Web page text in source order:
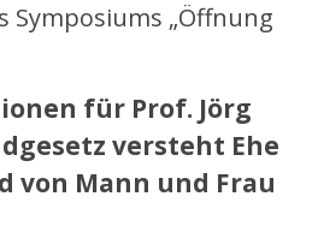
Symposiums „Öffnung
für Prof. Jörg
versteht Ehe
von Mann und Frau